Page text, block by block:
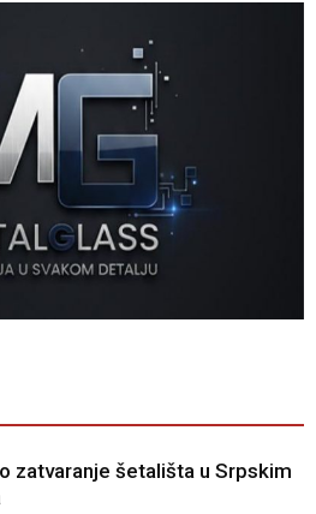
zatvaranje šetališta u Srpskim